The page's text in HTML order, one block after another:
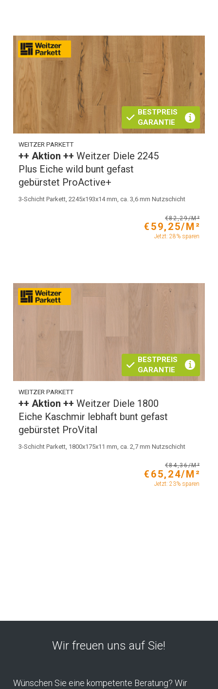
BESTPREIS
GARANTIE
WEITZER PARKETT
++ Aktion ++Weitzer Diele 2245
Plus Eiche wild bunt gefast
gebürstet ProActive+
3-Schicht Parkett, 2245x193x14 mm, ca. 3,6 mm Nutzschicht
€82,29/M²
€59,25/M²
Jetzt: 28% sparen
BESTPREIS
GARANTIE
WEITZER PARKETT
++ Aktion ++Weitzer Diele 1800
Eiche Kaschmir lebhaft bunt gefast
gebürstet ProVital
3-Schicht Parkett, 1800x175x11 mm, ca. 2,7 mm Nutzschicht
€84,36/M²
€65,24/M²
Jetzt: 23% sparen
Wir freuen uns auf Sie!
Wünschen Sie eine kompetente Beratung? Wir